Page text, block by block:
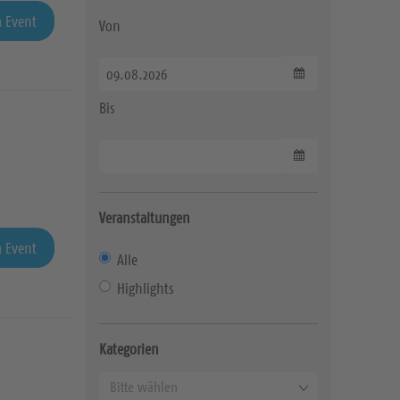
Event
Event
Von
Bis
Veranstaltungen
Alle
Highlights
Kategorien
Bitte wählen